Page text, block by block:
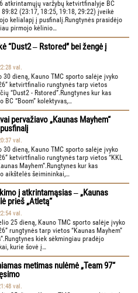
atkrintamųjų varžybų ketvirtfinalyje BC
(23:17, 18:25, 19:18, 29:22) įveikė
kelialapį į pusfinalį.Rungtynės prasidėjo
pirmojo kėlinio…
“Dust2 ‒ Rstored” bei žengė į
val.
dieną, Kauno TMC sporto salėje įvyko
ketvirtfinalio rungtynės tarp vietos
“Dust2 - Rstored”.Rungtynes kur kas
BC “Boom” kolektyvas,…
pervažiavo „Kaunas Mayhem“
val.
dieną, Kauno TMC sporto salėje įvyko
ketvirtfinalio rungtynės tarp vietos “KKL
Mayhem”.Rungtynes kur kas
aikštelės šeimininkai,…
į atkrintamąsias ‒ „Kaunas
prieš „Atletą“
val.
25 dieną, Kauno TMC sporto salėje įvyko
rungtynės tarp vietos “Kaunas Mayhem”
kiek sėkmingiau pradėjo
kurie šovė į…
metimas nulėmė „Team 97“
val.